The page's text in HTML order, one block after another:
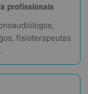
profissionais
fisioterapeutas